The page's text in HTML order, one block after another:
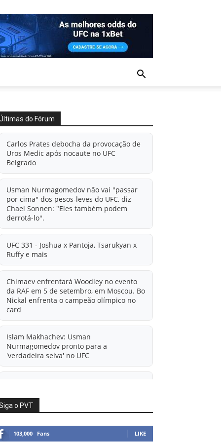
do Fórum
Carlos Prates debocha da provocação de
Uros Medic após nocaute no UFC
Belgrado
Usman Nurmagomedov não vai "passar
por cima" dos pesos-leves do UFC, diz
Chael Sonnen: "Eles também podem
derrotá-lo".
UFC 331 - Joshua x Pantoja, Tsarukyan x
Ruffy e mais
Chimaev enfrentará Woodley no evento
da RAF em 5 de setembro, em Moscou. Bo
Nickal enfrenta o campeão olímpico no
card
Islam Makhachev: Usman
Nurmagomedov pronto para a
'verdadeira selva' no UFC
informações sobre possível mudança
para o UFC após novas negociações.
Islam Makhachev: Há concorrentes
o PVT
103,000 Fans LIKE